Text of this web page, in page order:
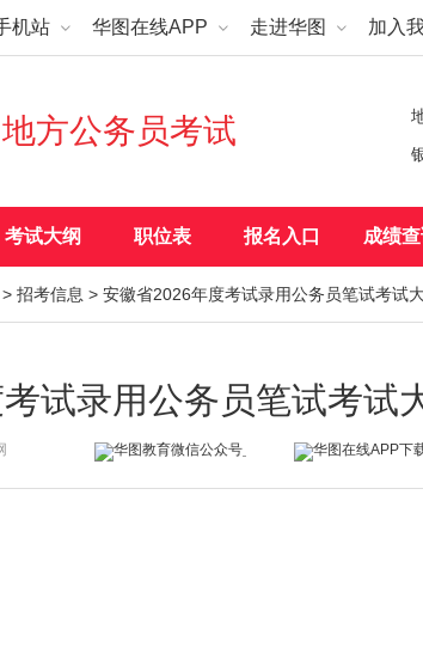
机站 华图在线APP 走进华图 加入
地方公务员考试
考试大纲 职位表 报名入口 成绩
> 招考信息 > 安徽省2026年度考试录用公务员笔试考试
试录用公务员笔试考试